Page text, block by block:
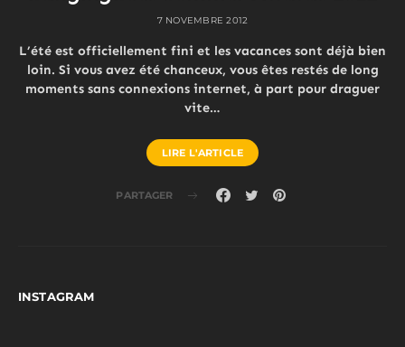
7 NOVEMBRE 2012
L’été est officiellement fini et les vacances sont déjà bien
loin. Si vous avez été chanceux, vous êtes restés de long
moments sans connexions internet, à part pour draguer
vite…
LIRE L'ARTICLE
PARTAGER
INSTAGRAM